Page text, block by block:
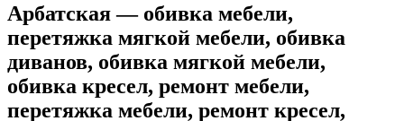
Арбатская — обивка мебели,
перетяжка мягкой мебели, обивка
диванов, обивка мягкой мебели,
обивка кресел, ремонт мебели,
перетяжка мебели, ремонт кресел,